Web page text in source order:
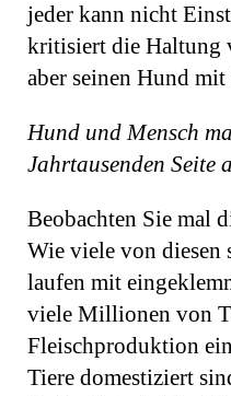
jeder kann nicht
kritisiert die Haltung
aber seinen Hund
Hund und Mensch
Jahrtausenden Seite
Beobachten Sie mal
Wie viele von diesen
laufen mit
viele Millionen von
Fleischproduktion
Tiere domestiziert